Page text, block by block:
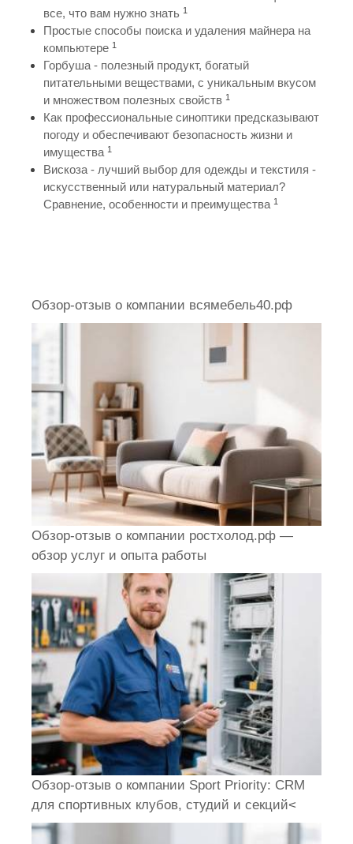
все, что вам нужно знать 1
Простые способы поиска и удаления майнера на
компьютере 1
Горбуша - полезный продукт, богатый
питательными веществами, с уникальным вкусом
и множеством полезных свойств 1
Как профессиональные синоптики предсказывают
погоду и обеспечивают безопасность жизни и
имущества 1
Вискоза - лучший выбор для одежды и текстиля -
искусственный или натуральный материал?
Сравнение, особенности и преимущества 1
Обзор-отзыв о компании всямебель40.рф
Обзор-отзыв о компании ростхолод.рф —
обзор услуг и опыта работы
Обзор-отзыв о компании Sport Priority: CRM
для спортивных клубов, студий и секций<